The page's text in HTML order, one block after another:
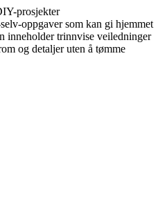
prosjekter
oppgaver som kan gi hjemmet
inneholder trinnvise veiledninger
og detaljer uten å tømme